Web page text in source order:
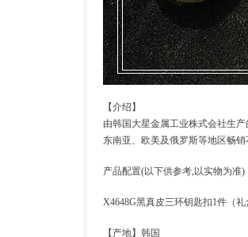
【介绍】
由韩国大星金属工业株式会社生
东南亚、欧美及俄罗斯等地区畅
产品配置(以下供参考,以实物为准)
X4648G黑真皮三环钥匙扣1件（
【产地】韩国